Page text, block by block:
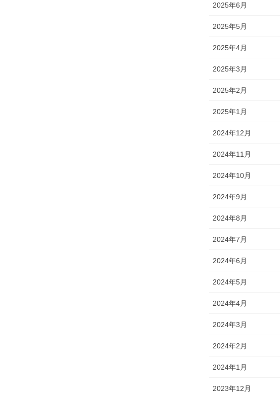
2025年6月
2025年5月
2025年4月
2025年3月
2025年2月
2025年1月
2024年12月
2024年11月
2024年10月
2024年9月
2024年8月
2024年7月
2024年6月
2024年5月
2024年4月
2024年3月
2024年2月
2024年1月
2023年12月